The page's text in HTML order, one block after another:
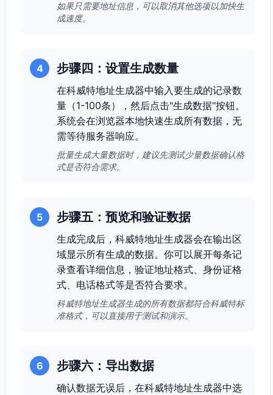
如果只需要地址信息，可以取消其他选项以加快生
成速度。
4 步骤四：设置生成数量
在科威特地址生成器中输入要生成的记录数
量（1-100条），然后点击"生成数据"按钮。
系统会在浏览器本地快速生成所有数据，无
需等待服务器响应。
批量生成大量数据时，建议先测试少量数据确认格
式是否符合需求。
5 步骤五：预览和验证数据
生成完成后，科威特地址生成器会在输出区
域显示所有生成的数据。你可以展开每条记
录查看详细信息，验证地址格式、身份证格
式、电话格式等是否符合要求。
科威特地址生成器生成的所有数据都符合科威特标
准格式，可以直接用于测试和演示。
6 步骤六：导出数据
确认数据无误后，在科威特地址生成器中选